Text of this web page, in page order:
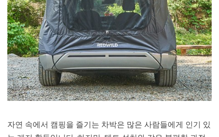
자연 속에서 캠핑을 즐기는 차박은 많은 사람들에게 인기 있